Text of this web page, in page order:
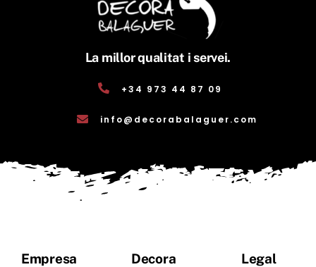
La millor qualitat i servei.
+34 973 44 87 09
info@decorabalaguer.com
Empresa Decora Legal